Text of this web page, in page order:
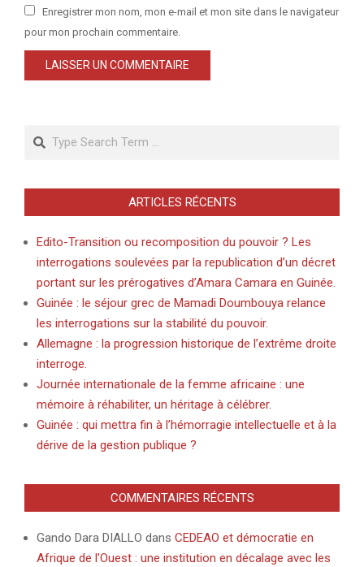
Enregistrer mon nom, mon e-mail et mon site dans le navigateur
pour mon prochain commentaire.
ARTICLES RÉCENTS
Edito-Transition ou recomposition du pouvoir ? Les
interrogations soulevées par la republication d’un décret
portant sur les prérogatives d’Amara Camara en Guinée.
Guinée : le séjour grec de Mamadi Doumbouya relance
les interrogations sur la stabilité du pouvoir.
Allemagne : la progression historique de l’extrême droite
interroge.
Journée internationale de la femme africaine : une
mémoire à réhabiliter, un héritage à célébrer.
Guinée : qui mettra fin à l’hémorragie intellectuelle et à la
dérive de la gestion publique ?
COMMENTAIRES RÉCENTS
Gando Dara DIALLO dans CEDEAO et démocratie en
Afrique de l’Ouest : une institution en décalage avec les